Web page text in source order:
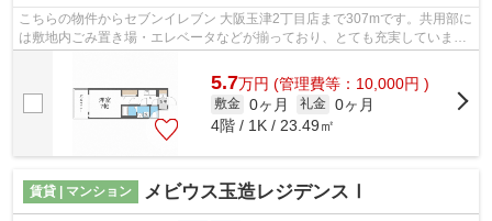
こちらの物件からセブンイレブン 大阪玉津2丁目店まで307mです。共用部に
は敷地内ごみ置き場・エレベータなどが揃っており、とても充実していま
5.7万円 (管理費等：10,000円 )
敷金 0ヶ月 礼金 0ヶ月
4階 / 1K / 23.49㎡
賃貸 | マンション メビウス玉造レジデンスⅠ